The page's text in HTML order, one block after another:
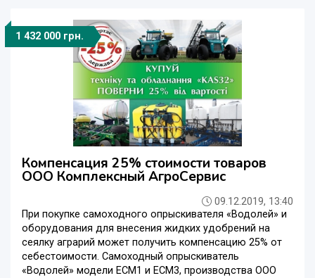
1 432 000 грн.
Компенсация 25% стоимости товаров
ООО Комплексный АгроСервис
09.12.2019, 13:40
При покупке самоходного опрыскивателя «Водолей» и
оборудования для внесения жидких удобрений на
сеялку аграрий может получить компенсацию 25% от
себестоимости. Самоходный опрыскиватель
«Водолей» модели ЕСМ1 и ЕСМ3, производства ООО